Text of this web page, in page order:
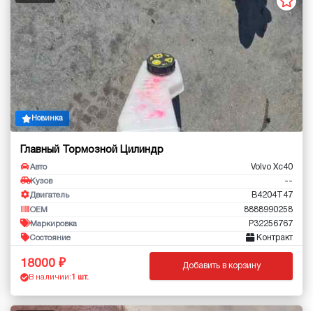
Новинка
Главный Тормозной Цилиндр
Авто Volvo Xc40
Кузов --
Двигатель B4204T47
OEM 8888990258
Маркировка P32256767
Состояние Контракт
18000
В наличии: 1 шт.
Добавить в корзину